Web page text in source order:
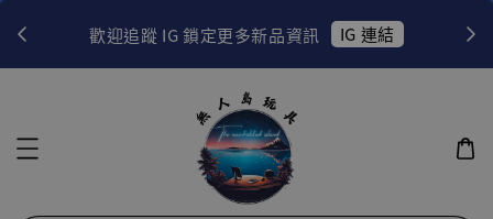
歡迎追蹤 IG 鎖定更多新品資訊 IG 連結